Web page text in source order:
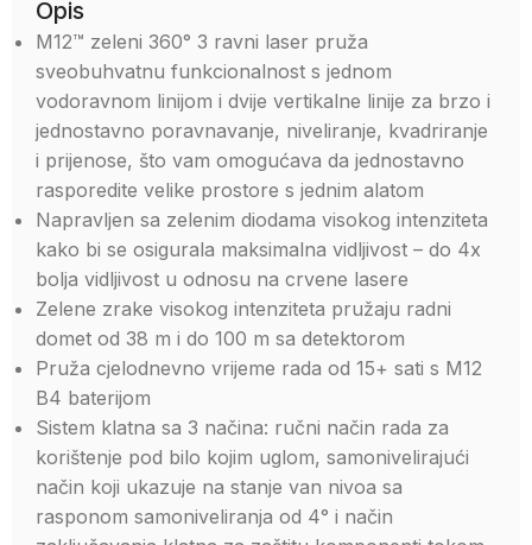
Opis
M12™ zeleni 360° 3 ravni laser pruža
sveobuhvatnu funkcionalnost s jednom
vodoravnom linijom i dvije vertikalne linije za brzo i
jednostavno poravnavanje, niveliranje, kvadriranje
i prijenose, što vam omogućava da jednostavno
rasporedite velike prostore s jednim alatom
Napravljen sa zelenim diodama visokog intenziteta
kako bi se osigurala maksimalna vidljivost – do 4x
bolja vidljivost u odnosu na crvene lasere
Zelene zrake visokog intenziteta pružaju radni
domet od 38 m i do 100 m sa detektorom
Pruža cjelodnevno vrijeme rada od 15+ sati s M12
B4 baterijom
Sistem klatna sa 3 načina: ručni način rada za
korištenje pod bilo kojim uglom, samonivelirajući
način koji ukazuje na stanje van nivoa sa
rasponom samoniveliranja od 4° i način